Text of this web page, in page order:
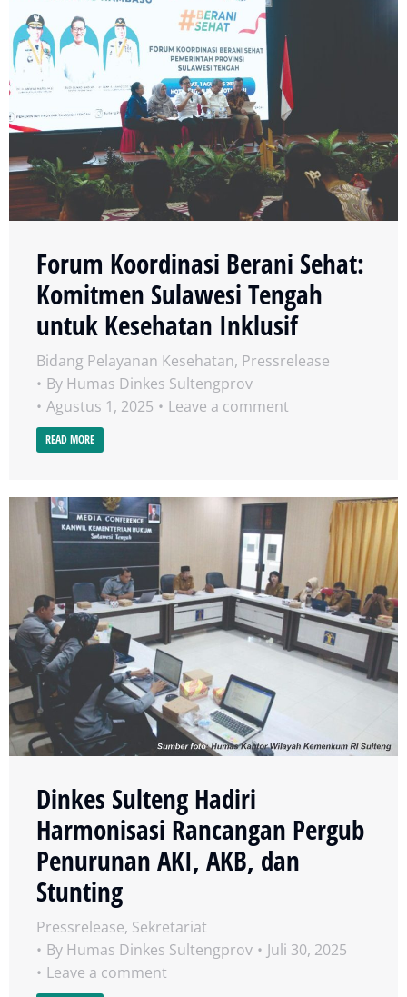
Forum Koordinasi Berani Sehat:
Komitmen Sulawesi Tengah
untuk Kesehatan Inklusif
Bidang Pelayanan Kesehatan, Pressrelease
By Humas Dinkes Sultengprov
Agustus 1, 2025
Leave a comment
READ MORE
Dinkes Sulteng Hadiri
Harmonisasi Rancangan Pergub
Penurunan AKI, AKB, dan
Stunting
Pressrelease, Sekretariat
By Humas Dinkes Sultengprov
Juli 30, 2025
Leave a comment